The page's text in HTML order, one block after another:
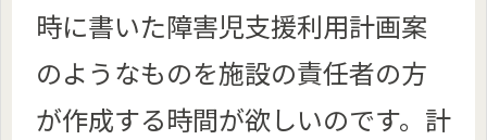
時に書いた障害児支援利用計画案
のようなものを施設の責任者の方
が作成する時間が欲しいのです。計